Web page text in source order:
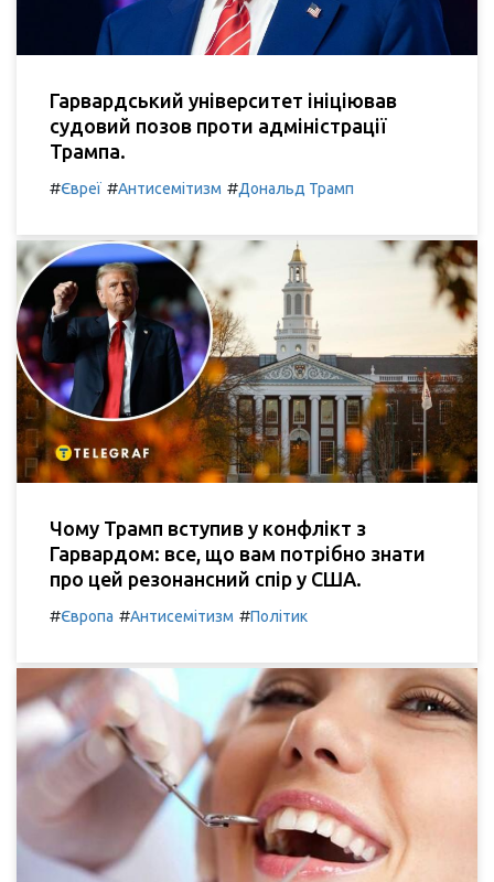
Гарвардський університет ініціював
судовий позов проти адміністрації
Трампа.
#Євреї #Антисемітизм #Дональд Трамп
Чому Трамп вступив у конфлікт з
Гарвардом: все, що вам потрібно знати
про цей резонансний спір у США.
#Європа #Антисемітизм #Політик